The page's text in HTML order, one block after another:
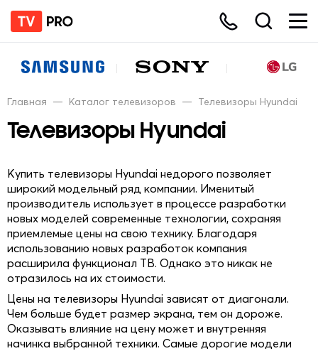
Главная — Каталог телевизоров — Телевизоры Hyundai
Телевизоры Hyundai
Купить телевизоры Hyundai недорого позволяет
широкий модельный ряд компании. Именитый
производитель использует в процессе разработки
новых моделей современные технологии, сохраняя
приемлемые цены на свою технику. Благодаря
использованию новых разработок компания
расширила функционал ТВ. Однако это никак не
отразилось на их стоимости.
Цены на телевизоры Hyundai зависят от диагонали.
Чем больше будет размер экрана, тем он дороже.
Оказывать влияние на цену может и внутренняя
начинка выбранной техники. Самые дорогие модели